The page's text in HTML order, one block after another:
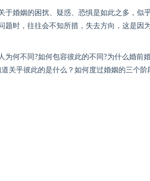
于婚姻的困扰、疑惑、恐惧是如此之多，似
题时，往往会不知所措，失去方向，这是因
何不同?如何包容彼此的不同?为什么婚前
关乎彼此的是什么？如何度过婚姻的三个阶